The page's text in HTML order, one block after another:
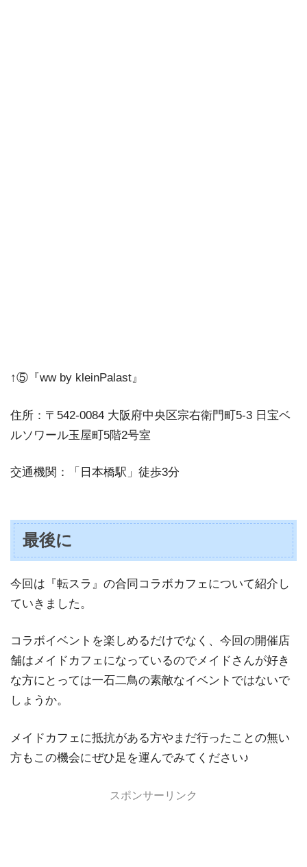
↑⑤『ww by kleinPalast』
住所：〒542-0084 大阪府中央区宗右衛門町5-3 日宝ベ
ルソワール玉屋町5階2号室
交通機関：「日本橋駅」徒歩3分
最後に
今回は『転スラ』の合同コラボカフェについて紹介し
ていきました。
コラボイベントを楽しめるだけでなく、今回の開催店
舗はメイドカフェになっているのでメイドさんが好き
な方にとっては一石二鳥の素敵なイベントではないで
しょうか。
メイドカフェに抵抗がある方やまだ行ったことの無い
方もこの機会にぜひ足を運んでみてください♪
スポンサーリンク